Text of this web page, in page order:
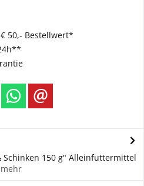
50,- Bestellwert*
Schinken 150 g" Alleinfuttermittel
mehr